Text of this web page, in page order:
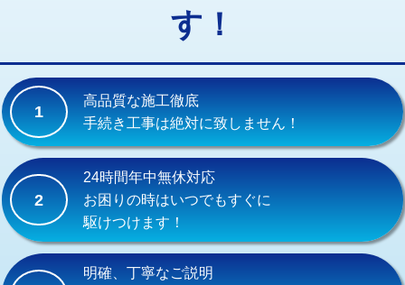
交換・取付(単水栓（壁付・デッキ
式）)
13,200円+材料費
交換・取付(混合水栓（壁付・デッキ
式・ワンホール）)
16,500円+材料費
交換・取付(排水栓・排水トラップ
（P/S/ポップアップ））
交換・取付（その他部品）
持込商品取付（単水栓）
す！
1
高品質な施工徹底
手続き工事は絶対に致しません！
2
24時間年中無休対応
お困りの時はいつでもすぐに
駆けつけます！
明確、丁寧なご説明